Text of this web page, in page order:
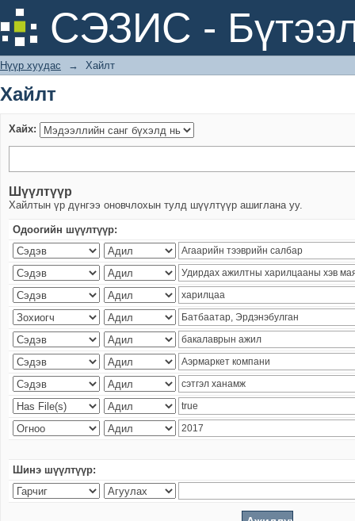
СЭЗИС -
Хайлт
Нүүр хуудас → Хайлт
Хайлт
Хайх:
Шүүлтүүр
Хайлтын үр дүнгээ оновчлохын тулд шүүлтүүр ашиглана уу.
Одоогийн шүүлтүүр:
Шинэ шүүлтүүр: